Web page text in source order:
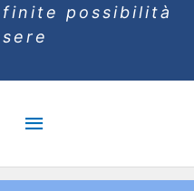
possibilità
Menu
principale